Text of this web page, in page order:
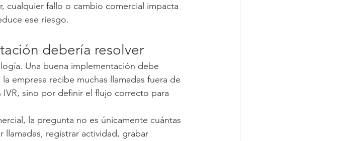
fallo o cambio comercial impacta
ese riesgo.
debería resolver
Una buena implementación debe
empresa recibe muchas llamadas fuera de
sino por definir el flujo correcto para
la pregunta no es únicamente cuántas
registrar actividad, grabar